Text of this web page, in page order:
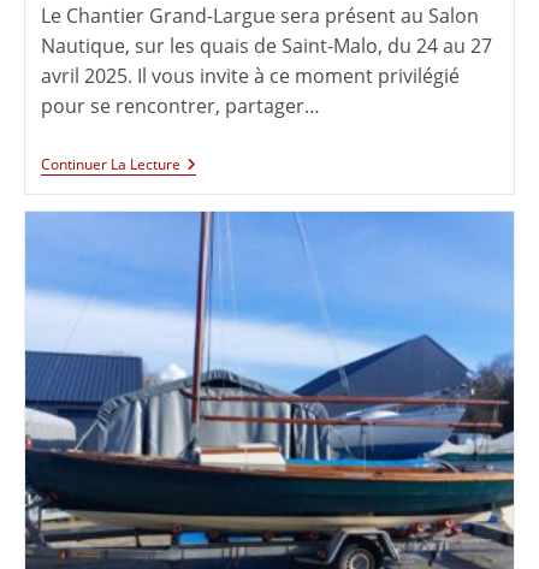
Le Chantier Grand-Largue sera présent au Salon
Nautique, sur les quais de Saint-Malo, du 24 au 27
avril 2025. Il vous invite à ce moment privilégié
pour se rencontrer, partager…
Continuer La Lecture